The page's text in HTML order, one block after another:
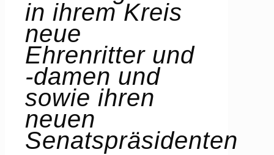
in ihrem Kreis
neue
Ehrenritter und
-damen und
sowie ihren
neuen
Senatspräsidenten